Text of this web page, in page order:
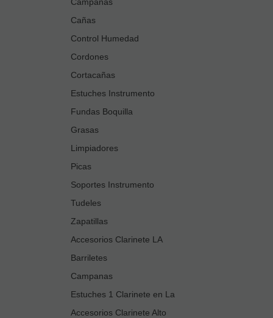
Cañas
Control Humedad
Cordones
Cortacañas
Estuches Instrumento
Fundas Boquilla
Grasas
Limpiadores
Picas
Soportes Instrumento
Tudeles
Zapatillas
Accesorios Clarinete LA
Barriletes
Campanas
Estuches 1 Clarinete en La
Accesorios Clarinete Alto